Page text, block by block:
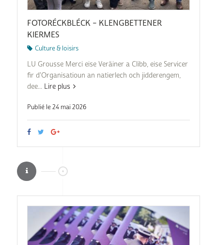
FOTORÉCKBLÉCK – KLENGBETTENER
KIERMES
Culture & loisirs
LU Grousse Merci eise Veräiner a Clibb, eise Servicer
fir d'Organisatioun an natierlech och jidderengem,
dee... Lire plus
Publié le 24 mai 2026